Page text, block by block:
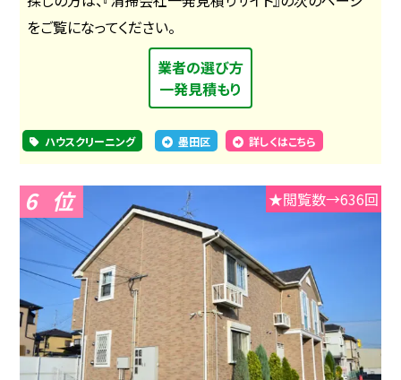
をご覧になってください。
業者の選び方
一発見積もり
ハウスクリーニング 墨田区 詳しくはこちら
6 ★閲覧数→636回